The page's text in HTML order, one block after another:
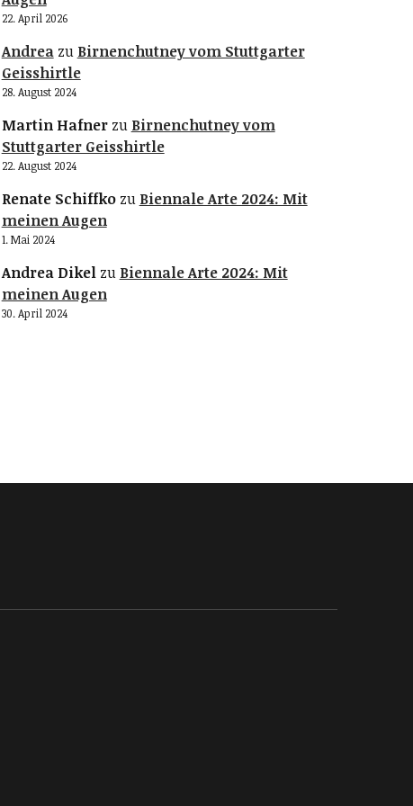
22. April 2026
Andreazu Birnenchutney vom Stuttgarter
Geisshirtle
28. August 2024
Martin Hafnerzu Birnenchutney vom
Stuttgarter Geisshirtle
22. August 2024
Renate Schiffkozu Biennale Arte 2024: Mit
meinen Augen
1. Mai 2024
Andrea Dikelzu Biennale Arte 2024: Mit
meinen Augen
30. April 2024